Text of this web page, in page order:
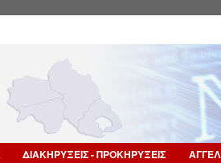
ΔΙΑΚΗΡΥΞΕΙΣ - ΠΡΟΚΗΡΥΞΕΙΣ